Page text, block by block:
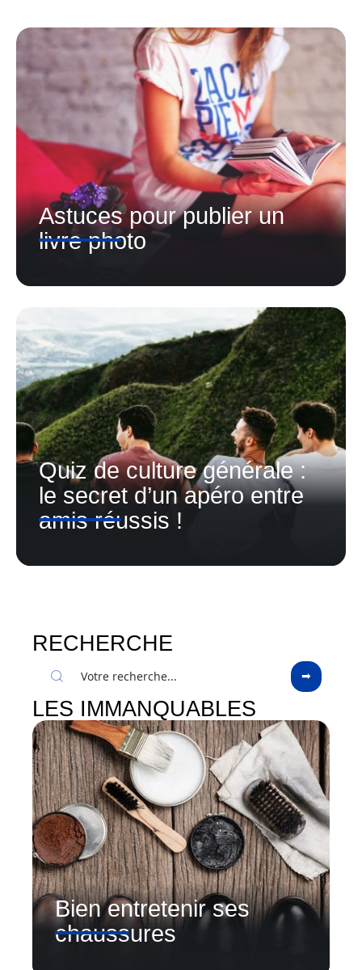
Astuces pour publier un
livre photo
Quiz de culture générale :
le secret d’un apéro entre
amis réussis !
RECHERCHE
LES IMMANQUABLES
Bien entretenir ses
chaussures